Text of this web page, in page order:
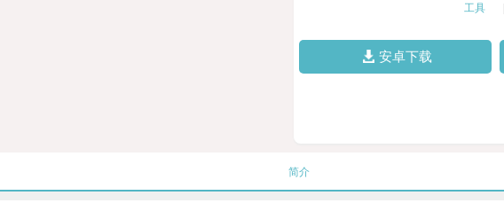
工具
安卓下载
简介